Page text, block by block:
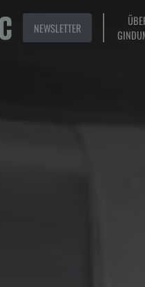
NEWSLETTER